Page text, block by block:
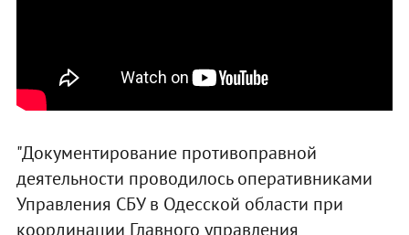
"Документирование противоправной
деятельности проводилось оперативниками
Управления СБУ в Одесской области при
координации Главного управления